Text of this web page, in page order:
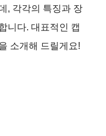
, 각각의 특징과 장
니다. 대표적인 캡
소개해 드릴게요!